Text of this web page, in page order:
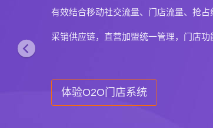
国外独立运营及多语言多汇率电商系统
适用于国外网店和外贸电商的B2C/B2B/
了解详情
s